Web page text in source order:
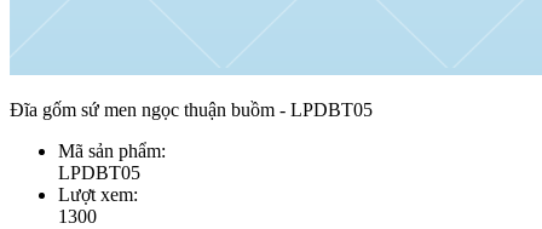
Đĩa gốm sứ men ngọc thuận buồm - LPDBT05
Mã sản phẩm:
LPDBT05
Lượt xem:
1300